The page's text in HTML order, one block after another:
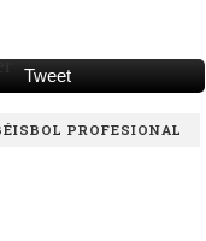
Tweet
PROFESIONAL